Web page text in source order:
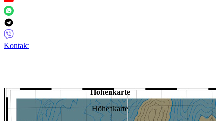
Kontakt
Höhenkarte
Höhenkarte